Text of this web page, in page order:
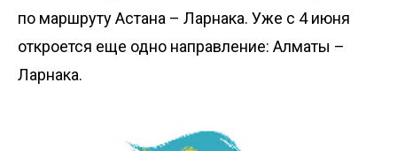
по маршруту Астана – Ларнака. Уже с 4 июня
откроется еще одно направление: Алматы –
Ларнака.